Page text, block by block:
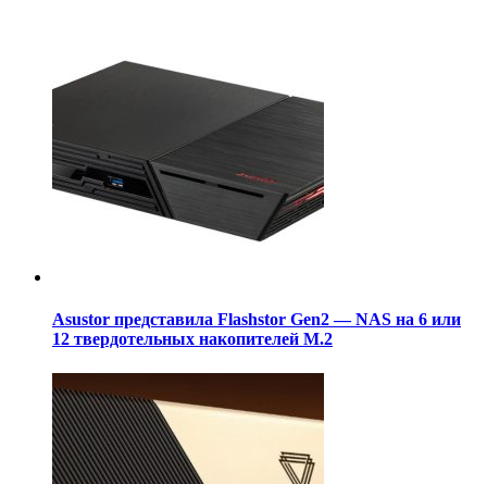
Asustor представила Flashstor Gen2 — NAS на 6 или
12 твердотельных накопителей M.2